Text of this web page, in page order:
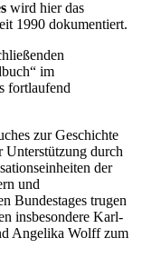
wird hier das
1990 dokumentiert.
im
fortlaufend
zur Geschichte
Unterstützung durch
der
und
Bundestages trugen
insbesondere Karl-
Angelika Wolff zum